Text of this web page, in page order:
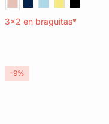
3x2 en braguitas*
-9%